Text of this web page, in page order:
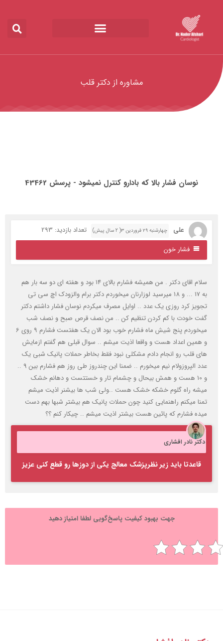
مشاوره از دکتر قلب
نوسان فشار بالا که بادارو کنترل نمیشود - پرسش 43462
علی چهارشنبه ۲۹ فروردین ۳( 2 سال پیش)
تعداد بازدید: 293
فشار خون
سلام اقای دکتر . من همیشه فشارم بالای 14 بود و هفته ای دو سه بار هم
به 17 ... و 18 میرسید لوزارنان میخوردم دکتر برام والزودک اچ سی تی
کرد روزی یک عدد .. اوایل مصرف میکردم نوسان فشار داشتم دکتر
خودت با کم کردن تنظیم کن .. من نصف قرص صبح و نصف شب
میخوردم پنج شیش ماه فشارم خوب بود الان یک هفتست فشارم 9 روی 6
همین اعداد هست و واقعا اذیت میشم .. سوال قبلی هم گفتم ازمایش
قلب رو انجام دادم مشکلی نبود فقط بخاطر حملات پانیک شبی یک
عدد الپروزولام نیم میخورم .. ضمنا این چندروز طی روز هم فشارم بین 9 ..
و 10 هست و همش بیحال و چشمام تار و خستتست و دهانم خشک
راه گلوم خشکه خشک هست ..ولی شب ها بیشنر اذیت میشم
میکنم راهنمایی کنید چون حملات پانیک هم بیشتر شبها بهم دست
فشارم که پائین هست بیشتر اذیت میشم .. چیکار کنم ؟؟
دکتر نادر افشاری
قاعدتا باید زیر نظرپزشک معالج یکی از دوزها رو قطع کنی عزیز
جهت بهبود کیفیت پاسخ‌گویی لطفا امتیاز دهید